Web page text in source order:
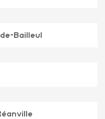
Bailleul